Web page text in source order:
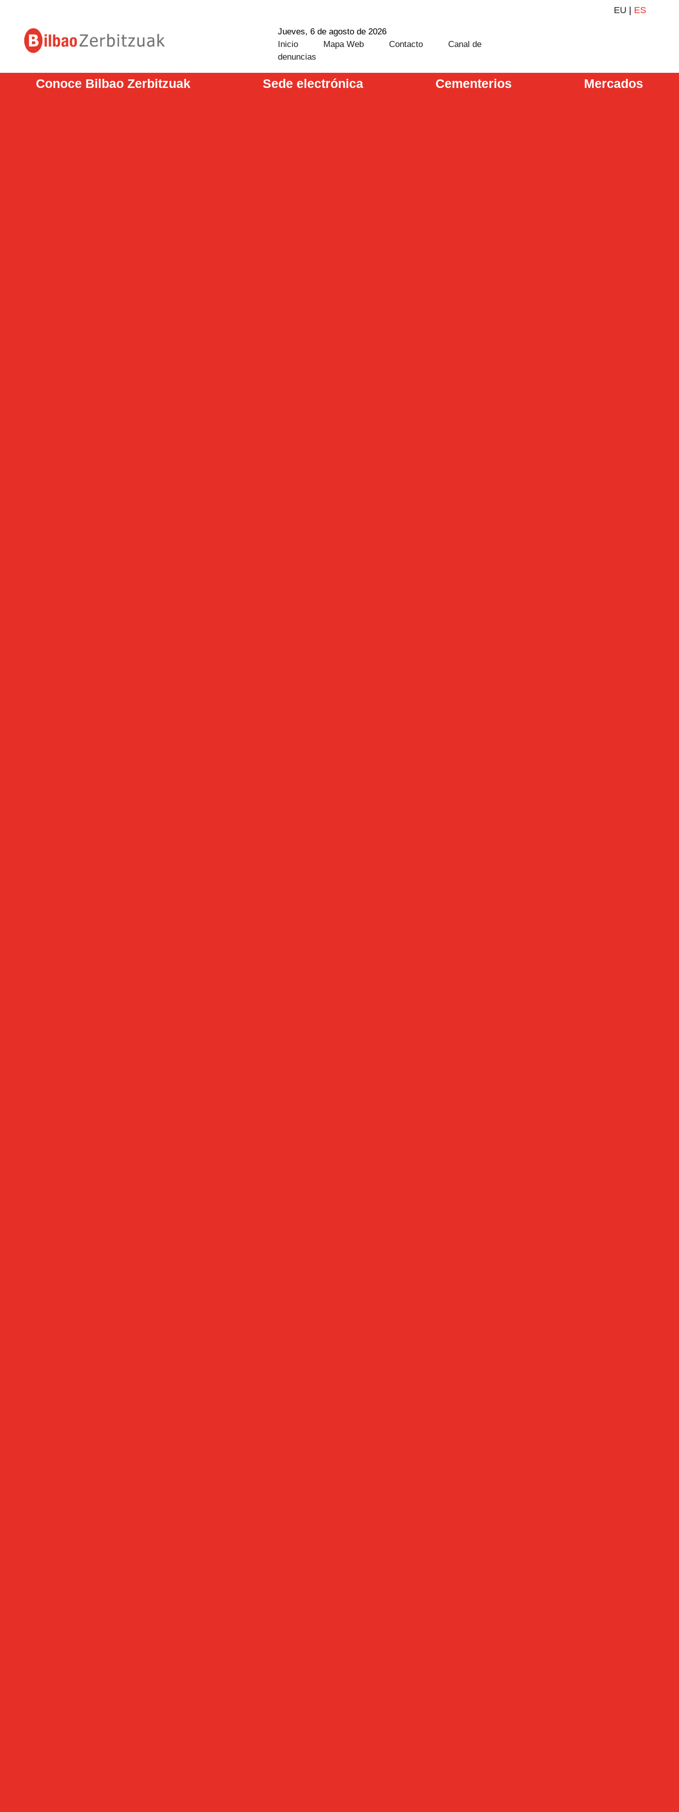
EU ES
Jueves, 6 de agosto de 2026
Inicio Mapa Web Contacto
Canal de
denuncias
Conoce Bilbao Zerbitzuak Sede electrónica Cementerios Mercados